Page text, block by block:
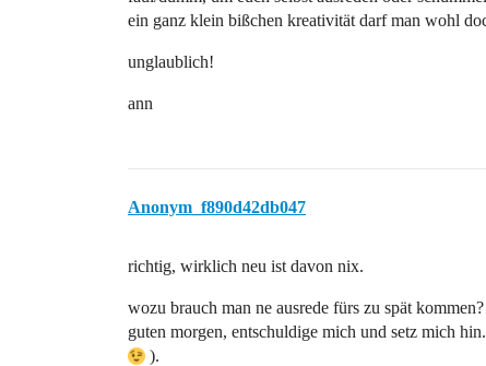
ein ganz klein bißchen kreativität darf man wohl
unglaublich!
ann
Anonym_f890d42db047
richtig, wirklich neu ist davon nix.
wozu brauch man ne ausrede fürs zu spät
guten morgen, entschuldige mich und setz mich
).